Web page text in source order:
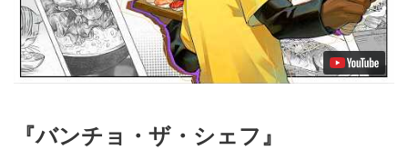
『バンチョ・ザ・シェフ』